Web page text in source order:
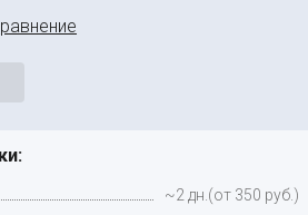
~2 дн.(от 350 руб.)